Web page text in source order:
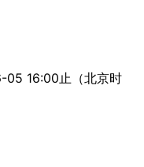
16:00止（北京时